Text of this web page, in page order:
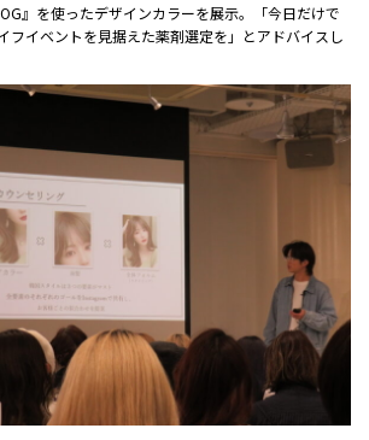
』を使ったデザインカラーを展示。「今日だけで
フイベントを見据えた薬剤選定を」とアドバイスし